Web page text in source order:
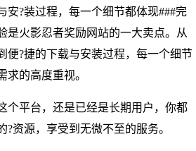
安?装过程，每一个细节都体现###完
是火影忍者奖励网站的一大卖点。从
便?捷的下载与安装过程，每一个细节
求的高度重视。
个平台，还是已经是长期用户，你都
?资源，享受到无微不至的服务。